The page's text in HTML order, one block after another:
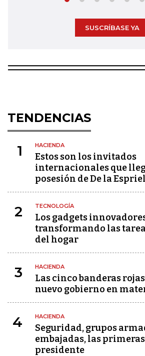
SUSCRÍBASE YA
TENDENCIAS
1 HACIENDA
Estos son los invitados
internacionales que
posesión de De la
2 TECNOLOGÍA
Los gadgets
transformando las
del hogar
3 HACIENDA
Las cinco banderas
nuevo gobierno en
4 HACIENDA
Seguridad, grupos
embajadas, las
presidente